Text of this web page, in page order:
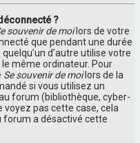
?
souvenir de moilors de votre
que pendant une durée
d’autre utilise votre
même ordinateur. Pour
Se souvenir de moilors de la
si vous utilisez un
forum (bibliothèque, cyber-
voyez pas cette case, cela
forum a désactivé cette